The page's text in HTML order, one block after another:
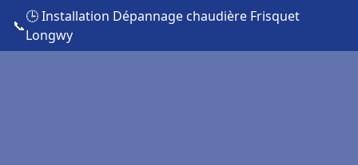
📞
🕒 Installation Dépannage chaudière Frisquet
Longwy